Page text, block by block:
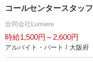
コールセンタースタッフ
合同会社Lumiere
時給1,500円～2,600円
アルバイト・パート / 大阪府